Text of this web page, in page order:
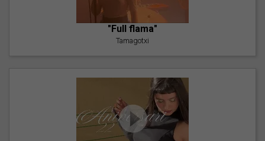
"Full flama"
Tamagotxi